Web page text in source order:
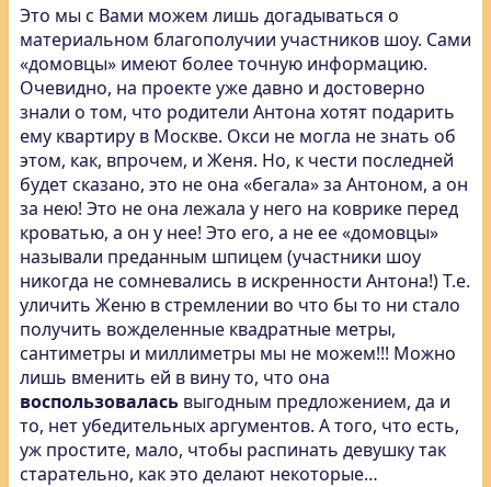
Это мы с Вами можем лишь догадываться о
материальном благополучии участников шоу. Сами
«домовцы» имеют более точную информацию.
Очевидно, на проекте уже давно и достоверно
знали о том, что родители Антона хотят подарить
ему квартиру в Москве. Окси не могла не знать об
этом, как, впрочем, и Женя. Но, к чести последней
будет сказано, это не она «бегала» за Антоном, а он
за нею! Это не она лежала у него на коврике перед
кроватью, а он у нее! Это его, а не ее «домовцы»
называли преданным шпицем (участники шоу
никогда не сомневались в искренности Антона!) Т.е.
уличить Женю в стремлении во что бы то ни стало
получить вожделенные квадратные метры,
сантиметры и миллиметры мы не можем!!! Можно
лишь вменить ей в вину то, что она
воспользовалась выгодным предложением, да и
то, нет убедительных аргументов. А того, что есть,
уж простите, мало, чтобы распинать девушку так
старательно, как это делают некоторые…